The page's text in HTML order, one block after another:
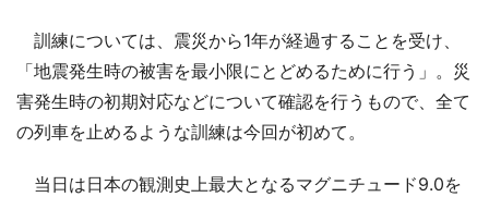
訓練については、震災から1年が経過することを受け、
「地震発生時の被害を最小限にとどめるために行う」。災
害発生時の初期対応などについて確認を行うもので、全て
の列車を止めるような訓練は今回が初めて。
当日は日本の観測史上最大となるマグニチュード9.0を